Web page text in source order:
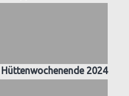
Hüttenwochenende 2024